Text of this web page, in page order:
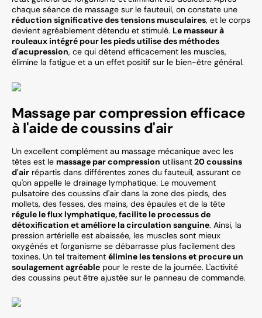
chaque séance de massage sur le fauteuil, on constate une
réduction significative des tensions musculaires, et le corps
devient agréablement détendu et stimulé. Le masseur à
rouleaux intégré pour les pieds utilise des méthodes
d'acupression, ce qui détend efficacement les muscles,
élimine la fatigue et a un effet positif sur le bien-être général.
Massage par compression efficace
à l'aide de coussins d'air
Un excellent complément au massage mécanique avec les
têtes est le massage par compression utilisant 20 coussins
d'air répartis dans différentes zones du fauteuil, assurant ce
qu'on appelle le drainage lymphatique. Le mouvement
pulsatoire des coussins d'air dans la zone des pieds, des
mollets, des fesses, des mains, des épaules et de la tête
régule le flux lymphatique, facilite le processus de
détoxification et améliore la circulation sanguine. Ainsi, la
pression artérielle est abaissée, les muscles sont mieux
oxygénés et l'organisme se débarrasse plus facilement des
toxines. Un tel traitement élimine les tensions et procure un
soulagement agréable pour le reste de la journée. L'activité
des coussins peut être ajustée sur le panneau de commande.